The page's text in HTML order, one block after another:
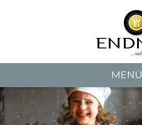
MENÜ